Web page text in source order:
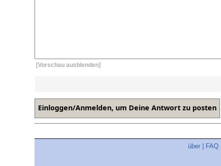
[Vorschau ausblenden]
über FAQ